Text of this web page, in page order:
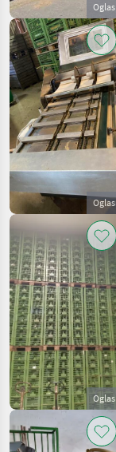
Oglas
Oglas
Oglas